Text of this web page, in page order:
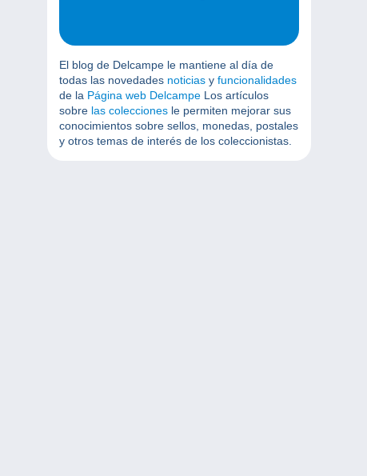
El blog de Delcampe le mantiene al día de
todas las novedades noticias y funcionalidades
de la Página web Delcampe Los artículos
sobre las colecciones le permiten mejorar sus
conocimientos sobre sellos, monedas, postales
y otros temas de interés de los coleccionistas.